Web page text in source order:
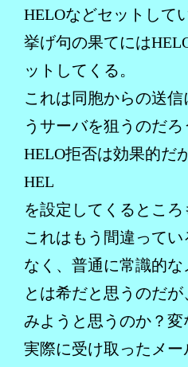
HELOなどセットして
挙げ句の果てには
ットしてくる。
これは同胞からの送
うサーバを狙うのだろ
HELO拒否は効果的だ
HEL
を設定してくるところ
これはもう間違って
なく、普通に常識的
とは希だと思うのだ
みようと思うのか？
実際に受け取ったメ